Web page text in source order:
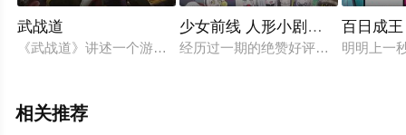
武战道
《武战道》讲述一个游戏高手小男孩洛洛机缘巧合进入到虚拟
少女前线 人形小剧场第二季
经历过一期的绝赞好评后，《少女前
百日成王
明明上一
相关推荐